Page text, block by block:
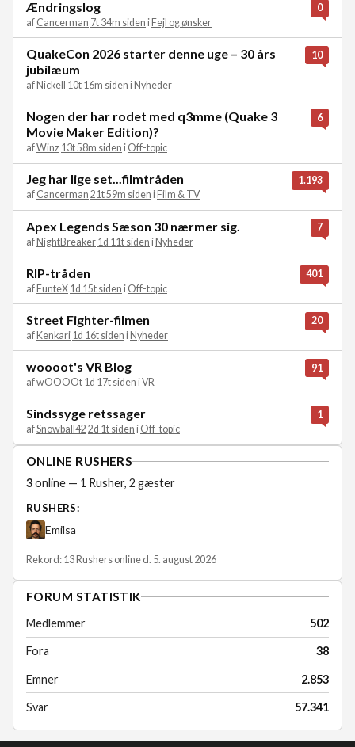
Ændringslog
af Cancerman 7t 34m siden i Fejl og ønsker
0
QuakeCon 2026 starter denne uge – 30 års
jubilæum
af Nickell 10t 16m siden i Nyheder
10
Nogen der har rodet med q3mme (Quake 3
Movie Maker Edition)?
afWinz 13t 58m siden i Off-topic
6
Jeg har lige set...filmtråden
af Cancerman 21t 59m siden i Film & TV
1.193
Apex Legends Sæson 30 nærmer sig.
afNightBreaker 1d 11t siden iNyheder
7
RIP-tråden
afFunteX 1d 15t siden i Off-topic
401
Street Fighter-filmen
af Kenkari 1d 16t siden i Nyheder
20
woooot's VR Blog
afwOOOOt 1d 17t siden iVR
91
Sindssyge retssager
afSnowball42 2d 1t siden i Off-topic
1
ONLINE RUSHERS
3online — 1 Rusher, 2 gæster
RUSHERS:
Emilsa
Rekord: 13 Rushers online d. 5. august 2026
FORUM STATISTIK
Medlemmer 502
Fora 38
Emner 2.853
Svar 57.341